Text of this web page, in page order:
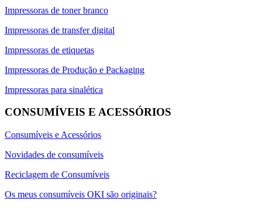
Impressoras de toner branco
Impressoras de transfer digital
Impressoras de etiquetas
Impressoras de Produção e Packaging
Impressoras para sinalética
CONSUMÍVEIS E ACESSÓRIOS
Consumíveis e Acessórios
Novidades de consumíveis
Reciclagem de Consumíveis
Os meus consumíveis OKI são originais?